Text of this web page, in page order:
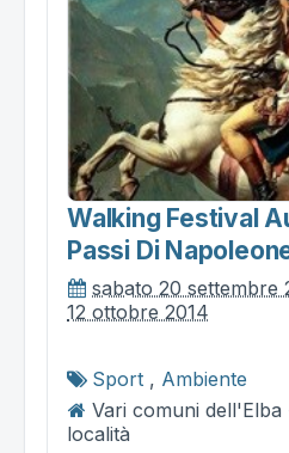
Walking Festival
Passi Di
sabato 20 settembre
12 ottobre 2014
Sport , Ambiente
Vari comuni dell'Elba
località